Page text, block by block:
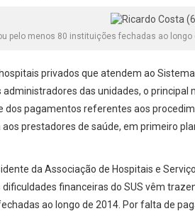
pelo menos 80 instituições fechadas ao
privados que atendem ao
administradores das unidades, o
dos pagamentos referentes aos
prestadores de saúde, em primeiro
da Associação de Hospitais e
dificuldades financeiras do SUS vêm
ao longo de 2014. Por falta de